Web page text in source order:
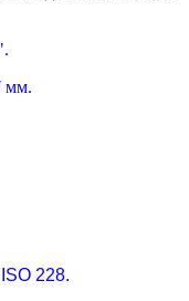
мм.
228.